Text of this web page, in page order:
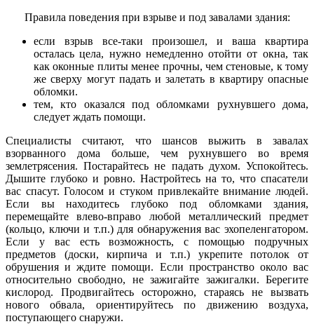
Правила поведения при взрыве и под завалами здания:
если взрыв все-таки произошел, и ваша квартира
осталась цела, нужно немедленно отойти от окна, так
как оконные плиты менее прочны, чем стеновые, к тому
же сверху могут падать и залетать в квартиру опасные
обломки.
тем, кто оказался под обломками рухнувшего дома,
следует ждать помощи.
Специалисты считают, что шансов выжить в завалах
взорванного дома больше, чем рухнувшего во время
землетрясения. Постарайтесь не падать духом. Успокойтесь.
Дышите глубоко и ровно. Настройтесь на то, что спасатели
вас спасут. Голосом и стуком привлекайте внимание людей.
Если вы находитесь глубоко под обломками здания,
перемещайте влево-вправо любой металлический предмет
(кольцо, ключи и т.п.) для обнаружения вас эхопеленгатором.
Если у вас есть возможность, с помощью подручных
предметов (доски, кирпича и т.п.) укрепите потолок от
обрушения и ждите помощи. Если пространство около вас
относительно свободно, не зажигайте зажигалки. Берегите
кислород. Продвигайтесь осторожно, стараясь не вызвать
нового обвала, ориентируйтесь по движению воздуха,
поступающего снаружи.